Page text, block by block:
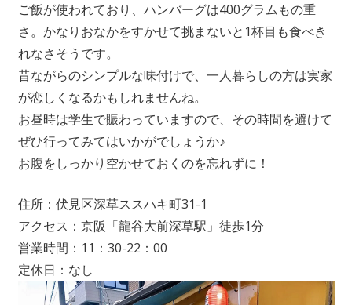
ご飯が使われており、ハンバーグは400グラムもの重
さ。かなりおなかをすかせて挑まないと1杯目も食べき
れなさそうです。
昔ながらのシンプルな味付けで、一人暮らしの方は実家
が恋しくなるかもしれませんね。
お昼時は学生で賑わっていますので、その時間を避けて
ぜひ行ってみてはいかがでしょうか♪
お腹をしっかり空かせておくのを忘れずに！
住所：伏見区深草ススハキ町31-1
アクセス：京阪「龍谷大前深草駅」徒歩1分
営業時間：11：30-22：00
定休日：なし